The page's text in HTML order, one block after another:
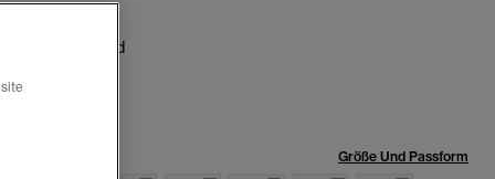
destroyed
Größe Und Passform